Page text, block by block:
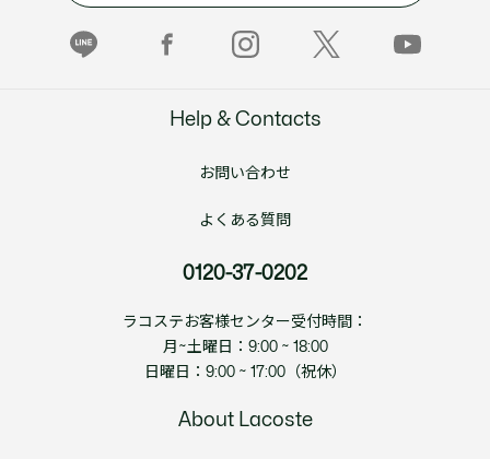
Help & Contacts
お問い合わせ
よくある質問
0120-37-0202
ラコステお客様センター受付時間：
月~土曜日：9:00 ~ 18:00
日曜日：9:00 ~ 17:00（祝休）
About Lacoste